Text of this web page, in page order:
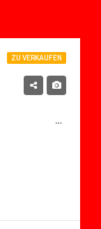
ZU VERKAUFEN
NACH SÜDWESTEN AUSGERICHTETES 2-SCHLAFZIMMER-APARTMENT MIT PRIVATEM SOLARIUM AUF DEM DACH, ATEMBERAUBENDER AUSSICHT UND GEMEINSCHAFTSPOOL IM JARDIN 2, CONDADO DE ALHAMA RESORT